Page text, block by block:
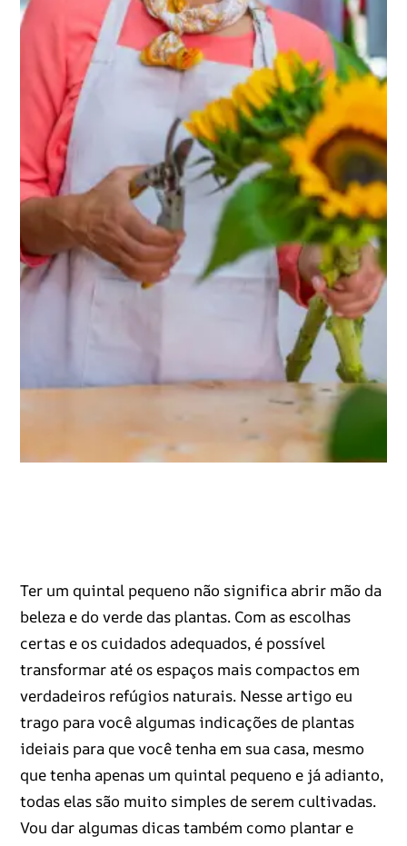
Ter um quintal pequeno não significa abrir mão da
beleza e do verde das plantas. Com as escolhas
certas e os cuidados adequados, é possível
transformar até os espaços mais compactos em
verdadeiros refúgios naturais. Nesse artigo eu
trago para você algumas indicações de plantas
ideiais para que você tenha em sua casa, mesmo
que tenha apenas um quintal pequeno e já adianto,
todas elas são muito simples de serem cultivadas.
Vou dar algumas dicas também como plantar e